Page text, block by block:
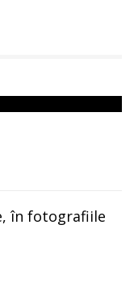
în fotografiile